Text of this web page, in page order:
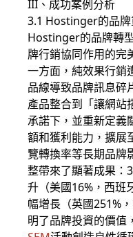
III、成功案例分析
3.1 Hostinger的品
Hostinger的品牌轉
牌行銷協同作用的完
一方面，純效果行銷
品線導致品牌訊息碎
產品整合到「讓網站
承諾下，並重新定義
額和獲利能力，擴展
覽轉換率等長期品
整帶來了顯著成果：
升（美國16%，西班
幅增長（英國251%
明了品牌投資的價值